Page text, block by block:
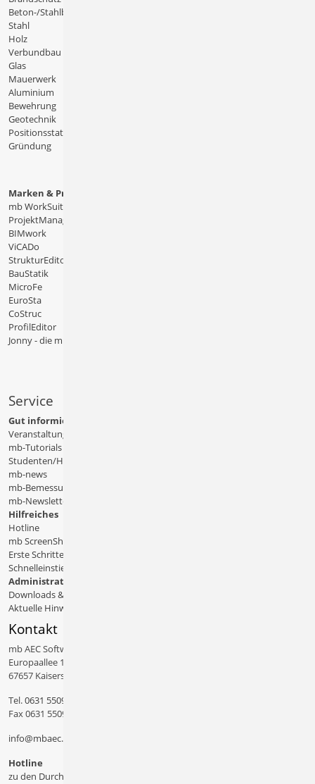
Beton-/Stahlbeton
Stahl
Holz
Verbundbau
Glas
Mauerwerk
Aluminium
Bewehrung
Geotechnik
Positionsstatik
Gründung
Marken & Produkte
mb WorkSuite
ProjektManager
BIMwork
ViCADo
StrukturEditor
BauStatik
MicroFe
EuroSta
CoStruc
ProfilEditor
Jonny - die mb-App
Service
Gut informiert
Veranstaltungen
mb-Tutorials
Studenten/Hochschule
mb-news
mb-Bemessungstafeln
mb-Newsletter
Hilfreiches
Hotline
mb ScreenShare
Erste Schritte
Schnelleinstiege & Doku
Administratives
Downloads & Patches
Aktuelle Hinweise
Kontakt
mb AEC Software GmbH
Europaallee 14
67657 Kaiserslautern
Tel.0631 550999 11
Fax 0631 550999 20
info@mbaec.de
Hotline
zu den Durchwahlen